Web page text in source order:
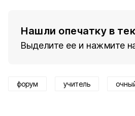
Нашли опечатку в
Выделите ее и нажмите
форум учитель